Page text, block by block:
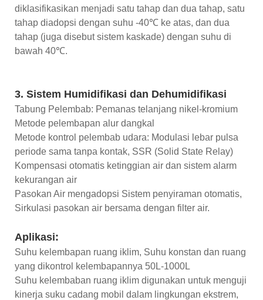
diklasifikasikan menjadi satu tahap dan dua tahap, satu
tahap diadopsi dengan suhu -40℃ ke atas, dan dua
tahap (juga disebut sistem kaskade) dengan suhu di
bawah 40℃.
3. Sistem Humidifikasi dan Dehumidifikasi
Tabung Pelembab: Pemanas telanjang nikel-kromium
Metode pelembapan alur dangkal
Metode kontrol pelembab udara: Modulasi lebar pulsa
periode sama tanpa kontak, SSR (Solid State Relay)
Kompensasi otomatis ketinggian air dan sistem alarm
kekurangan air
Pasokan Air mengadopsi Sistem penyiraman otomatis,
Sirkulasi pasokan air bersama dengan filter air.
Aplikasi:
Suhu kelembapan ruang iklim, Suhu konstan dan ruang
yang dikontrol kelembapannya 50L-1000L
Suhu kelembaban ruang iklim digunakan untuk menguji
kinerja suku cadang mobil dalam lingkungan ekstrem,